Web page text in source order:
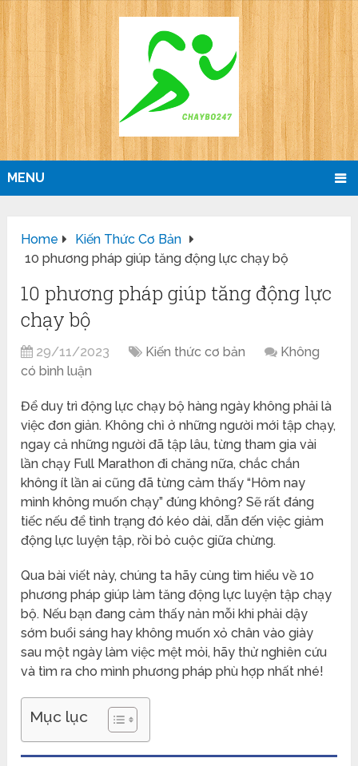
MENU
Home
Kiến Thức Cơ Bản
10 phương pháp giúp tăng động lực chạy bộ
10 phương pháp giúp tăng động lực
chạy bộ
29/11/2023 Kiến thức cơ bản
Không
có bình luận
Để duy trì động lực chạy bộ hàng ngày không phải là
việc đơn giản. Không chỉ ở những người mới tập chạy,
ngay cả những người đã tập lâu, từng tham gia vài
lần chạy Full Marathon đi chăng nữa, chắc chắn
không ít lần ai cũng đã từng cảm thấy “Hôm nay
mình không muốn chạy” đúng không? Sẽ rất đáng
tiếc nếu để tình trạng đó kéo dài, dẫn đến việc giảm
động lực luyện tập, rồi bỏ cuộc giữa chừng.
Qua bài viết này, chúng ta hãy cùng tìm hiểu về 10
phương pháp giúp làm tăng động lực luyện tập chạy
bộ. Nếu bạn đang cảm thấy nản mỗi khi phải dậy
sớm buổi sáng hay không muốn xỏ chân vào giày
sau một ngày làm việc mệt mỏi, hãy thử nghiên cứu
và tìm ra cho mình phương pháp phù hợp nhất nhé!
Mục lục